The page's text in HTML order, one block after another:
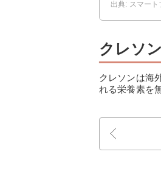
出典: スマート
クレソ
クレソンは海
れる栄養素を